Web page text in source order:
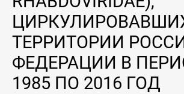
ТЕРРИТОРИИ
ФЕДЕРАЦИИ В
1985 ПО 2016 ГОД